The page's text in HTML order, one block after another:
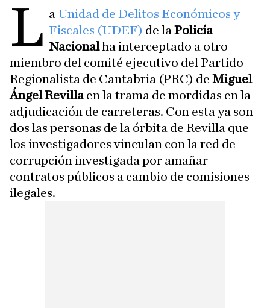
L aUnidad de Delitos Económicos y
Fiscales (UDEF) de la Policía
Nacionalha interceptado a otro
miembro del comité ejecutivo del Partido
Regionalista de Cantabria (PRC) de Miguel
Ángel Revillaen la trama de mordidas en la
adjudicación de carreteras. Con esta ya son
dos las personas de la órbita de Revilla que
los investigadores vinculan con la red de
corrupción investigada por amañar
contratos públicos a cambio de comisiones
ilegales.